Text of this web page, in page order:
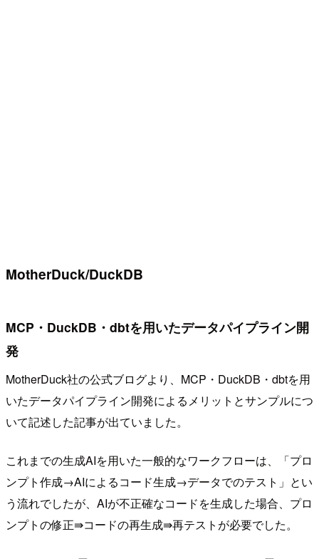
MotherDuck/DuckDB
MCP・DuckDB・dbtを用いたデータパイプライン開
発
MotherDuck社の公式ブログより、MCP・DuckDB・dbtを用
いたデータパイプライン開発によるメリットとサンプルにつ
いて記述した記事が出ていました。
これまでの生成AIを用いた一般的なワークフローは、「プロ
ンプト作成→AIによるコード生成→データでのテスト」とい
う流れでしたが、AIが不正確なコードを生成した場合、プロ
ンプトの修正⇛コードの再生成⇛再テストが必要でした。